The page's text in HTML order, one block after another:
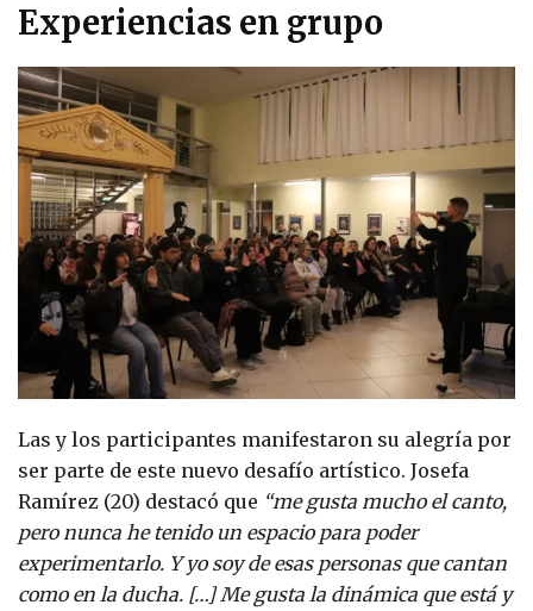
Experiencias en grupo
Las y los participantes manifestaron su alegría por
ser parte de este nuevo desafío artístico. Josefa
Ramírez (20) destacó que “me gusta mucho el canto,
pero nunca he tenido un espacio para poder
experimentarlo. Y yo soy de esas personas que cantan
como en la ducha. […] Me gusta la dinámica que está y